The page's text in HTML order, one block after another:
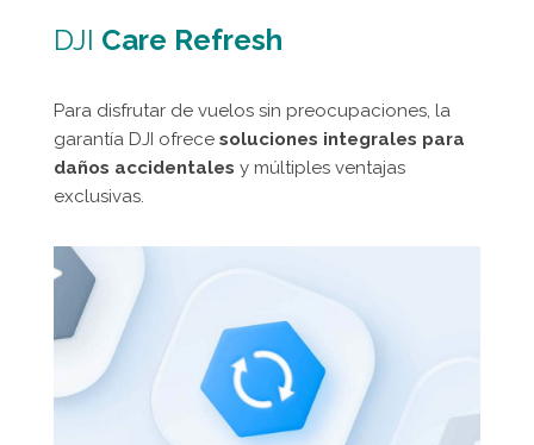
DJI Care Refresh
Para disfrutar de vuelos sin preocupaciones, la
garantía DJI ofrece soluciones integrales para
daños accidentales y múltiples ventajas
exclusivas.